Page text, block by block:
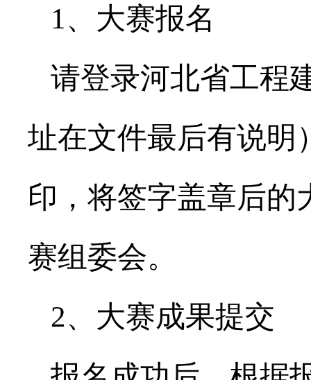
1、大赛报名
请登录河北省工程
址在文件最后有说明
印，将签字盖章后的
赛组委会。
2、大赛成果提交